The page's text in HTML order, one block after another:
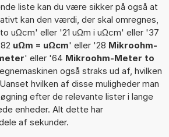
liste kan du være sikker på også at
kan den værdi, der skal omregnes,
uΩcm' eller '21 uΩm i uΩcm' eller '37
uΩm = uΩcm' eller '28 Mikroohm-
' eller '64 Mikroohm-Meter to
også straks ud af, hvilken
hvilken af disse muligheder man
efter de relevante lister i lange
enheder. Alt dette har
af sekunder.